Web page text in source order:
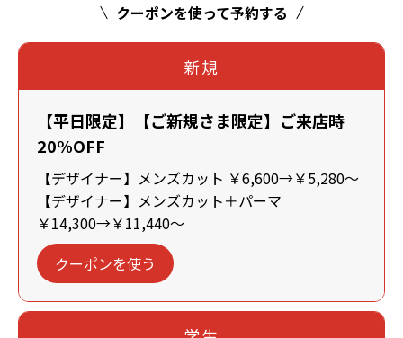
クーポンを使って予約する
新規
【平日限定】【ご新規さま限定】ご来店時
20%OFF
【デザイナー】メンズカット ￥6,600→￥5,280～
【デザイナー】メンズカット＋パーマ
￥14,300→￥11,440～
クーポンを使う